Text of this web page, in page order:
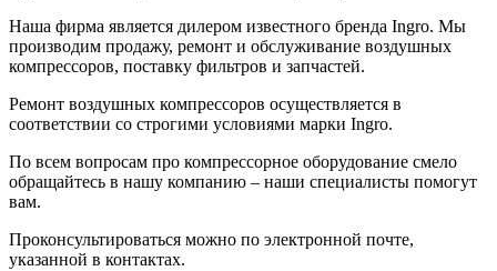
Наша фирма является дилером известного бренда Ingro. Мы
производим продажу, ремонт и обслуживание воздушных
компрессоров, поставку фильтров и запчастей.
Ремонт воздушных компрессоров осуществляется в
соответствии со строгими условиями марки Ingro.
По всем вопросам про компрессорное оборудование смело
обращайтесь в нашу компанию – наши специалисты помогут
вам.
Проконсультироваться можно по электронной почте,
указанной в контактах.